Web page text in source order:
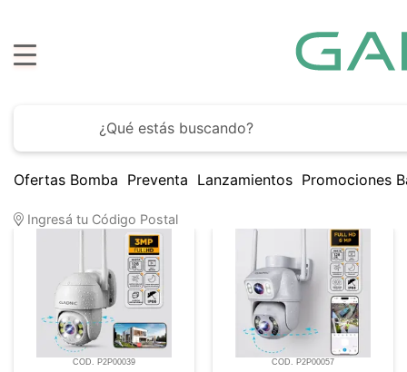
Ofertas Bomba Preventa Lanzamientos Promociones
Ingresá tu Código Postal
109
COD. P2P00039 COD. P2P00057